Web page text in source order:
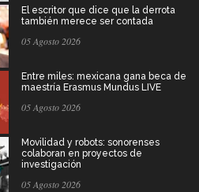
El escritor que dice que la derrota
también merece ser contada
05 Agosto 2026
Entre miles: mexicana gana beca de
maestría Erasmus Mundus LIVE
05 Agosto 2026
Movilidad y robots: sonorenses
colaboran en proyectos de
investigación
05 Agosto 2026